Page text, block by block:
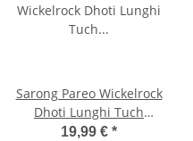
Sarong Pareo Wickelrock
Dhoti Lunghi Tuch
Schildkröte Strandtuch
19,99 € *